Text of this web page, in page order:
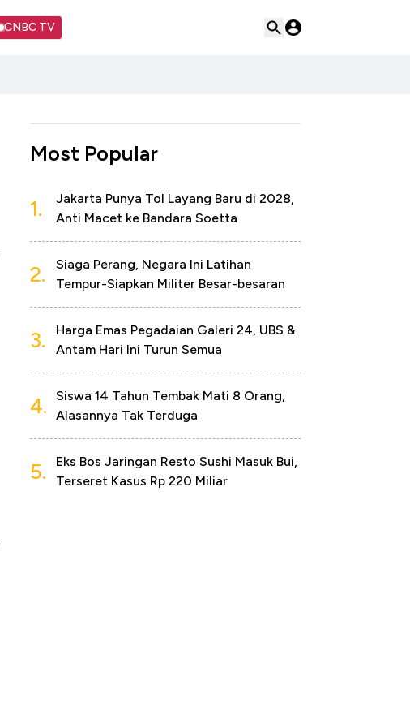
CNBC TV
Most Popular
1.
Jakarta Punya Tol Layang Baru di 2028,
Anti Macet ke Bandara Soetta
2.
Siaga Perang, Negara Ini Latihan
Tempur-Siapkan Militer Besar-besaran
3.
Harga Emas Pegadaian Galeri 24, UBS &
Antam Hari Ini Turun Semua
4.
Siswa 14 Tahun Tembak Mati 8 Orang,
Alasannya Tak Terduga
5.
Eks Bos Jaringan Resto Sushi Masuk Bui,
Terseret Kasus Rp 220 Miliar